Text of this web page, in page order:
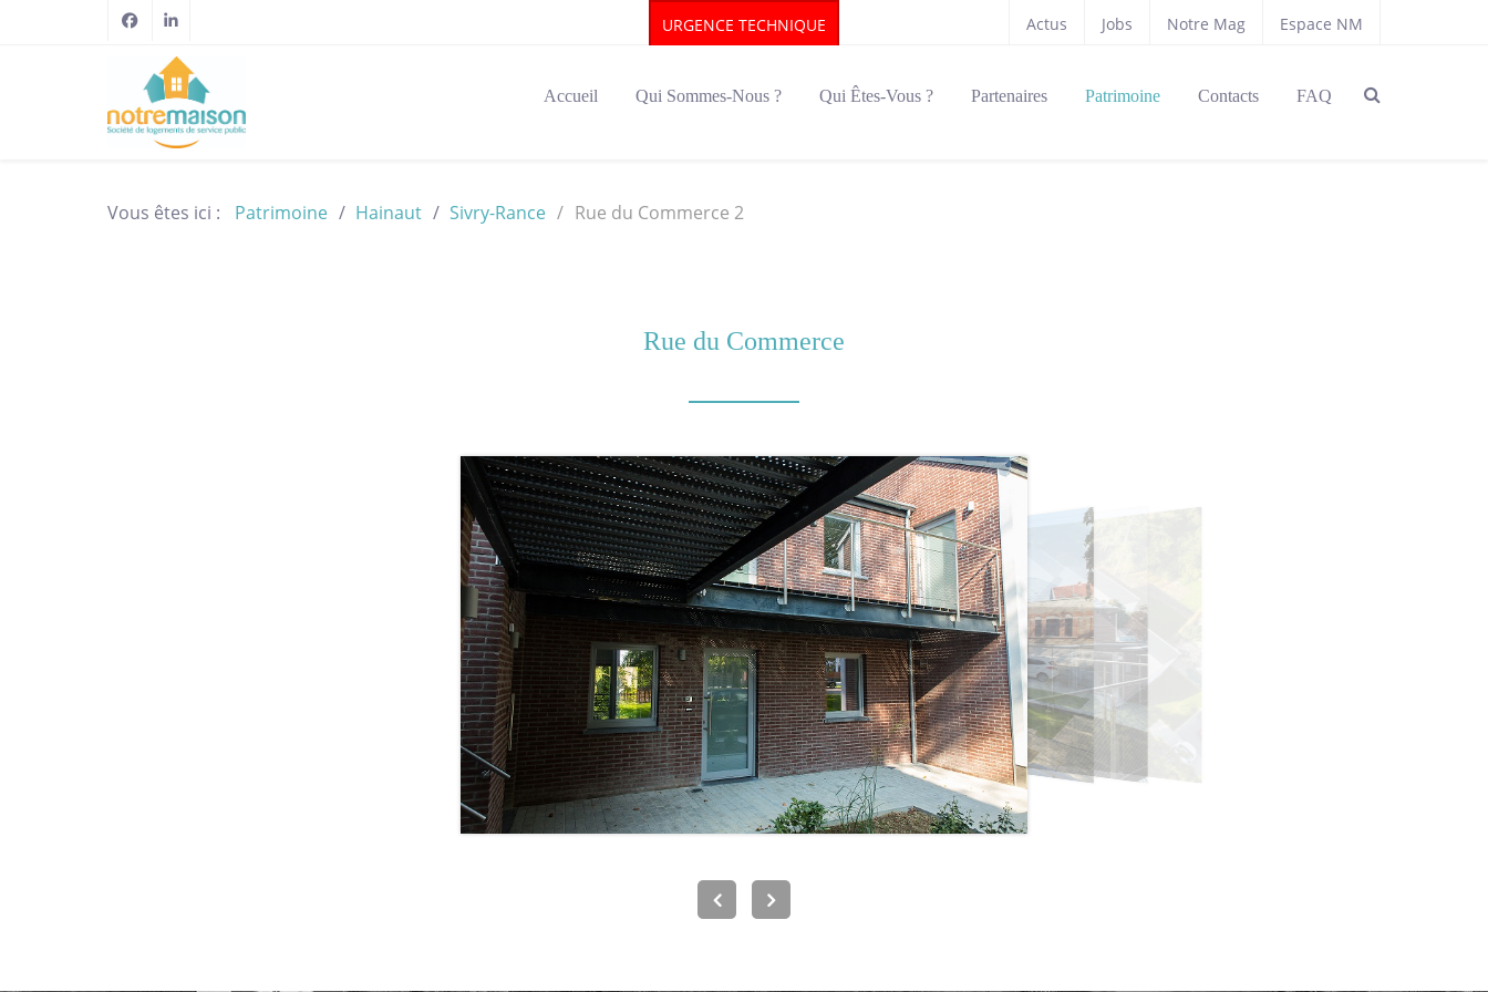
URGENCE TECHNIQUE Actus Jobs Notre Mag Espace NM
Accueil Qui Sommes-Nous ? Qui Êtes-Vous ? Partenaires Patrimoine Contacts FAQ
Vous êtes ici : Patrimoine Hainaut Sivry-Rance Rue du Commerce 2
Rue du Commerce